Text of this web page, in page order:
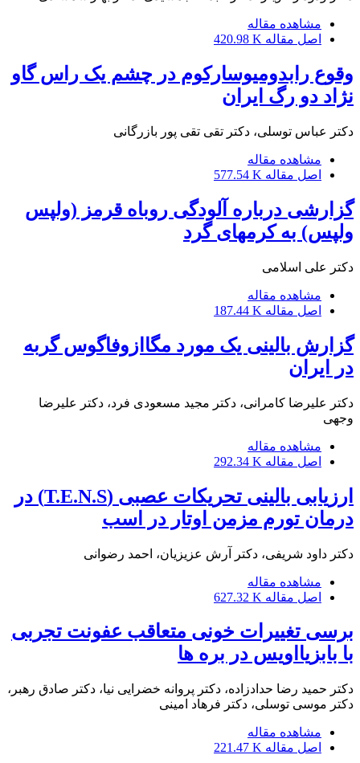
مشاهده مقاله
اصل مقاله 420.98 K
وقوع رابدومیوسارکوم در چشم یک راس گاو
نژاد دو رگ ایران
دکتر عباس توسلی، دکتر تقی تقی پور بازرگانی
مشاهده مقاله
اصل مقاله 577.54 K
گزارشی درباره آلودگی روباه قرمز (ولپس
ولپس) به کرمهای گرد
دکتر علی اسلامی
مشاهده مقاله
اصل مقاله 187.44 K
گزارش بالینی یک مورد مگاازوفاگوس گربه
در ایران
دکتر علیرضا کامرانی، دکتر مجید مسعودی فرد، دکتر علیرضا
وجهی
مشاهده مقاله
اصل مقاله 292.34 K
ارزیابی بالینی تحریکات عصبی (T.E.N.S) در
درمان تورم مزمن اوتار در اسب
دکتر داود شریفی، دکتر آرش عزیزیان، احمد رضوانی
مشاهده مقاله
اصل مقاله 627.32 K
برسی تغییرات خونی متعاقب عفونت تجربی
با بابزیااویس در بره ها
دکتر حمید رضا حدادزاده، دکتر پروانه خضرایی نیا، دکتر صادق رهبر،
دکتر موسی توسلی، دکتر فرهاد امینی
مشاهده مقاله
اصل مقاله 221.47 K